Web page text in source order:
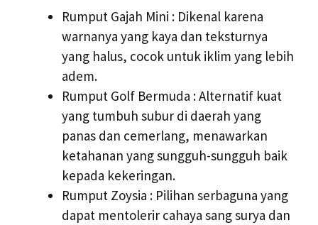
Rumput Gajah Mini : Dikenal karena
warnanya yang kaya dan teksturnya
yang halus, cocok untuk iklim yang lebih
adem.
Rumput Golf Bermuda : Alternatif kuat
yang tumbuh subur di daerah yang
panas dan cemerlang, menawarkan
ketahanan yang sungguh-sungguh baik
kepada kekeringan.
Rumput Zoysia : Pilihan serbaguna yang
dapat mentolerir cahaya sang surya dan